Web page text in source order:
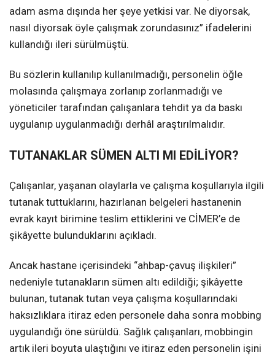
adam asma dışında her şeye yetkisi var. Ne diyorsak,
nasıl diyorsak öyle çalışmak zorundasınız” ifadelerini
kullandığı ileri sürülmüştü.
Bu sözlerin kullanılıp kullanılmadığı, personelin öğle
molasında çalışmaya zorlanıp zorlanmadığı ve
yöneticiler tarafından çalışanlara tehdit ya da baskı
uygulanıp uygulanmadığı derhâl araştırılmalıdır.
TUTANAKLAR SÜMEN ALTI MI EDİLİYOR?
Çalışanlar, yaşanan olaylarla ve çalışma koşullarıyla ilgili
tutanak tuttuklarını, hazırlanan belgeleri hastanenin
evrak kayıt birimine teslim ettiklerini ve CİMER’e de
şikâyette bulunduklarını açıkladı.
Ancak hastane içerisindeki “ahbap-çavuş ilişkileri”
nedeniyle tutanakların sümen altı edildiği; şikâyette
bulunan, tutanak tutan veya çalışma koşullarındaki
haksızlıklara itiraz eden personele daha sonra mobbing
uygulandığı öne sürüldü. Sağlık çalışanları, mobbingin
artık ileri boyuta ulaştığını ve itiraz eden personelin işini